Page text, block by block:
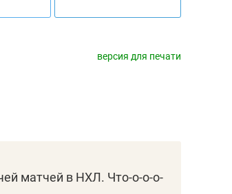
версия для печати
матчей в НХЛ. Что-о-о-о-